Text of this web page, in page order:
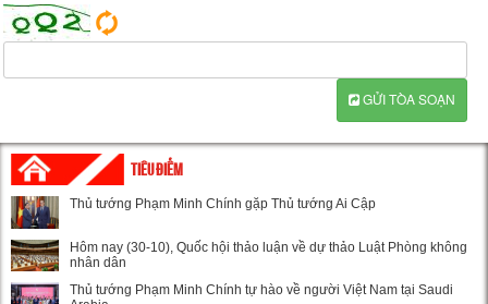
GỬI TÒA SOẠN
TIÊU ĐIỂM
Thủ tướng Phạm Minh Chính gặp Thủ tướng Ai Cập
Hôm nay (30-10), Quốc hội thảo luận về dự thảo Luật Phòng không
nhân dân
Thủ tướng Phạm Minh Chính tự hào về người Việt Nam tại Saudi